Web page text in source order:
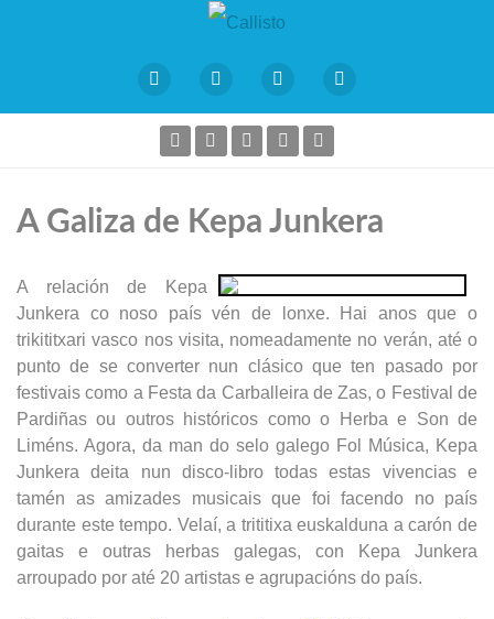
A Galiza de Kepa Junkera
A relación de Kepa
Junkera co noso país vén de lonxe. Hai anos que o
trikititxari vasco nos visita, nomeadamente no verán, até o
punto de se converter nun clásico que ten pasado por
festivais como a Festa da Carballeira de Zas, o Festival de
Pardiñas ou outros históricos como o Herba e Son de
Liméns. Agora, da man do selo galego Fol Música, Kepa
Junkera deita nun disco-libro todas estas vivencias e
tamén as amizades musicais que foi facendo no país
durante este tempo. Velaí, a trititixa euskalduna a carón de
gaitas e outras herbas galegas, con Kepa Junkera
arroupado por até 20 artistas e agrupacións do país.